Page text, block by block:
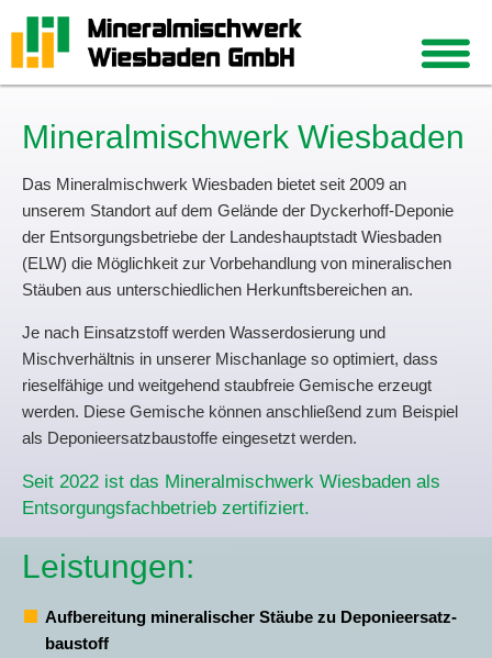
Mineralmisch­werk Wiesbaden
Das Mineralmischwerk Wiesbaden bietet seit 2009 an
unserem Standort auf dem Gelände der Dyckerhoff-Deponie
der Entsorgungsbetriebe der Landeshauptstadt Wiesbaden
(ELW) die Möglichkeit zur Vorbehandlung von mineralischen
Stäuben aus unterschiedlichen Herkunftsbereichen an.
Je nach Einsatzstoff werden Wasserdosierung und
Mischverhältnis in unserer Mischanlage so optimiert, dass
rieselfähige und weitgehend staubfreie Gemische erzeugt
werden. Diese Gemische können anschließend zum Beispiel
als Deponieersatzbaustoffe eingesetzt werden.
Seit 2022 ist das Mineralmischwerk Wiesbaden als
Entsorgungsfachbetrieb zertifiziert.
Leistungen:
Aufbereitung mineralischer Stäube zu Deponie­ersatz­
baustoff